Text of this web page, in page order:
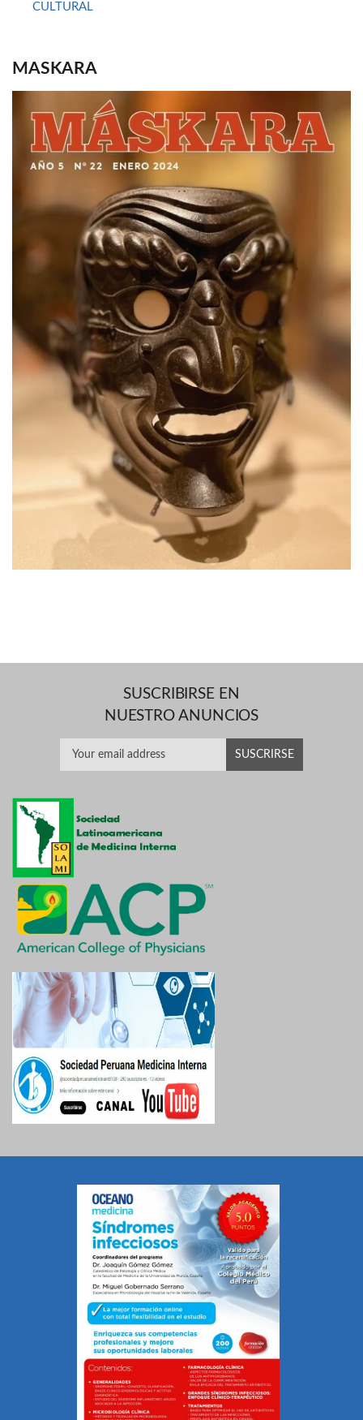
CULTURAL
MASKARA
SUSCRIBIRSE EN
NUESTRO ANUNCIOS